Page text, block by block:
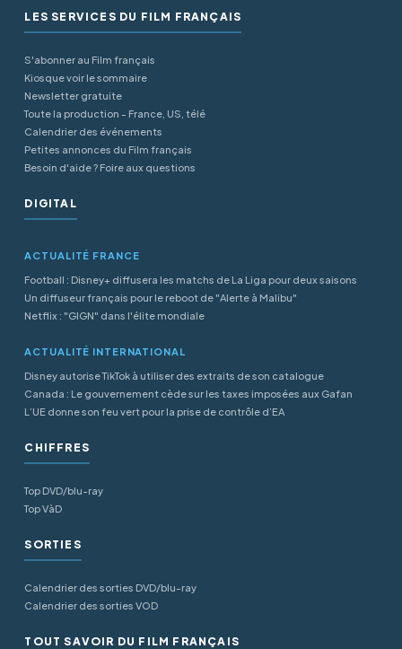
LES SERVICES DU FILM FRANÇAIS
S'abonner au Film français
Kiosque voir le sommaire
Newsletter gratuite
Toute la production - France, US, télé
Calendrier des événements
Petites annonces du Film français
Besoin d'aide ? Foire aux questions
DIGITAL
ACTUALITÉ FRANCE
Football : Disney+ diffusera les matchs de La Liga pour deux saisons
Un diffuseur français pour le reboot de "Alerte à Malibu"
Netflix : "GIGN" dans l'élite mondiale
ACTUALITÉ INTERNATIONAL
Disney autorise TikTok à utiliser des extraits de son catalogue
Canada : Le gouvernement cède sur les taxes imposées aux Gafan
L’UE donne son feu vert pour la prise de contrôle d’EA
CHIFFRES
Top DVD/blu-ray
Top VàD
SORTIES
Calendrier des sorties DVD/blu-ray
Calendrier des sorties VOD
TOUT SAVOIR DU FILM FRANÇAIS